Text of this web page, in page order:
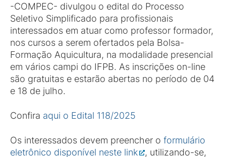
-COMPEC- divulgou o edital do Processo
Seletivo Simplificado para profissionais
interessados em atuar como professor formador,
nos cursos a serem ofertados pela Bolsa-
Formação Aquicultura, na modalidade presencial
em vários campi do IFPB. As inscrições on-line
são gratuitas e estarão abertas no período de 04
e 18 de julho.
Confira aqui o Edital 118/2025
Os interessados devem preencher o formulário
eletrônico disponível neste link
, utilizando-se,